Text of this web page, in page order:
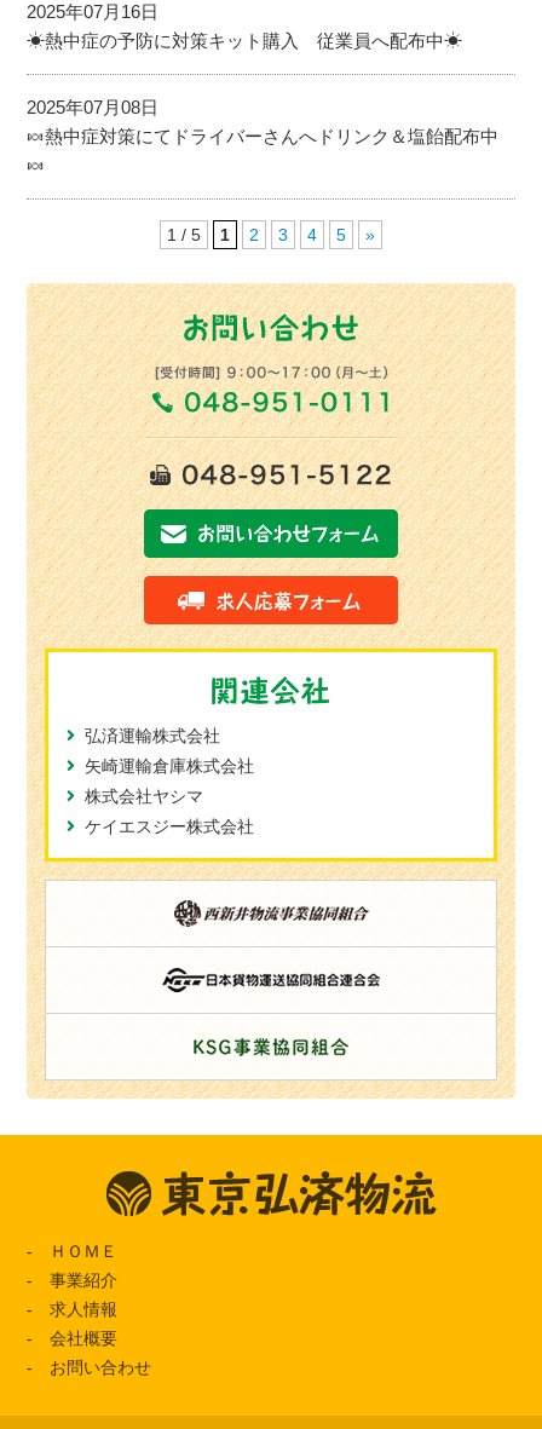
2025年07月16日
☀熱中症の予防に対策キット購入 従業員へ配布中☀
2025年07月08日
🍬熱中症対策にてドライバーさんへドリンク＆塩飴配布中
🍬
1 / 5 1 2 3 4 5 »
弘済運輸株式会社
矢崎運輸倉庫株式会社
株式会社ヤシマ
ケイエスジー株式会社
ＨＯＭＥ
事業紹介
求人情報
会社概要
お問い合わせ